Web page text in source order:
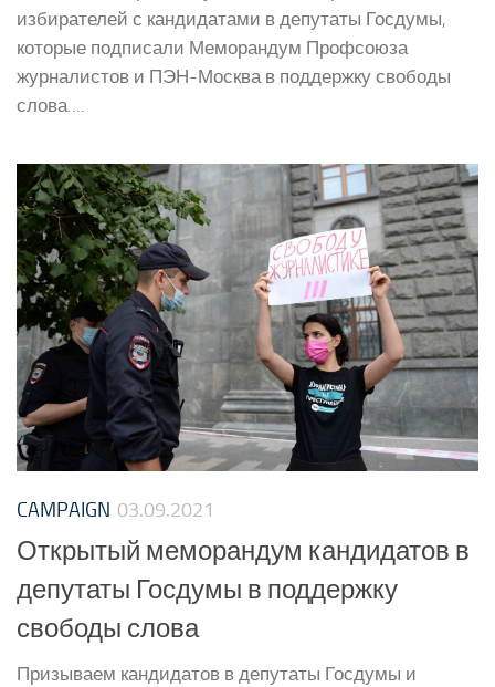
избирателей с кандидатами в депутаты Госдумы,
которые подписали Меморандум Профсоюза
журналистов и ПЭН-Москва в поддержку свободы
слова....
CAMPAIGN 03.09.2021
Открытый меморандум кандидатов в
депутаты Госдумы в поддержку
свободы слова
Призываем кандидатов в депутаты Госдумы и